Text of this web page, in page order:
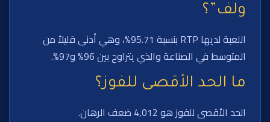
ولف”؟
اللعبة لديها RTP بنسبة 95.71%، وهي أدنى قليلاً من
المتوسط في الصناعة والذي يتراوح بين 96% و97%.
ما الحد الأقصى للفوز؟
الحد الأقصى للفوز هو 4,012 ضعف الرهان.